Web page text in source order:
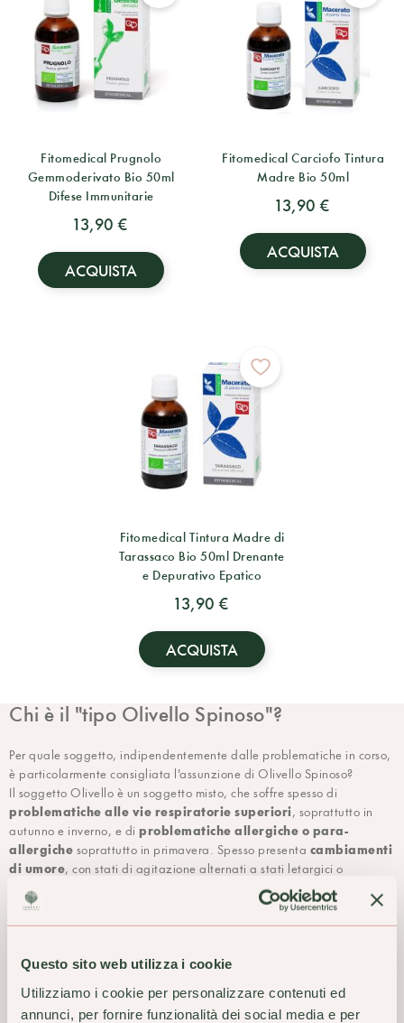
Questo sito web utilizza i cookie
Utilizziamo i cookie per personalizzare contenuti ed
annunci, per fornire funzionalità dei social media e per
Fitomedical Prugnolo
Gemmoderivato Bio 50ml
Difese Immunitarie
13,90 €
ACQUISTA
Fitomedical Carciofo Tintura
Madre Bio 50ml
13,90 €
ACQUISTA
Fitomedical Tintura Madre di
Tarassaco Bio 50ml Drenante
e Depurativo Epatico
13,90 €
ACQUISTA
Chi è il "tipo Olivello Spinoso"?
Per quale soggetto, indipendentemente dalle problematiche in corso,
è particolarmente consigliata l'assunzione di Olivello Spinoso?
Il soggetto Olivello è un soggetto misto, che soffre spesso di
problematiche alle vie respiratorie superiori, soprattutto in
autunno e inverno, e di problematiche allergiche o para-
allergiche soprattutto in primavera. Spesso presenta cambiamenti
di umore, con stati di agitazione alternati a stati letargici o
malinconici, che si intensificano con la presenza di luce e vento (in
primavera appunto).
In questi soggetti, Olivello funge dastimolante e tonico nero-
metabolismo che normalmente fatica a "rimettersi in moto" con la
e iperattività.